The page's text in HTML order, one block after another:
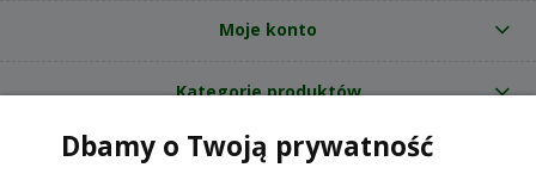
Moje konto
Kategorie produktów
O nas
Dbamy o Twoją prywatność